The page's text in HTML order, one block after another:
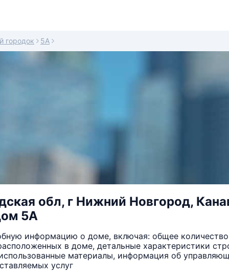
городок 5А
обл, г Нижний Новгород,
5А
информацию о доме, включая: общее
в доме, детальные характеристики
материалы, информация об
услуг